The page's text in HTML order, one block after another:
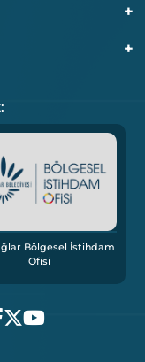
+
+
Bölgesel İstihdam
Ofisi